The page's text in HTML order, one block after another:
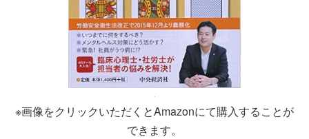
※画像をクリックいただくとAmazonにて購入することが
できます。